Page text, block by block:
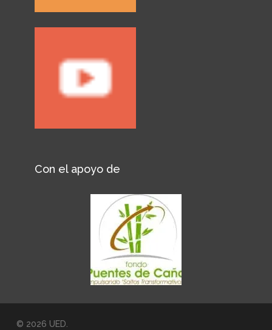
Con el apoyo de
© 2026 UED.